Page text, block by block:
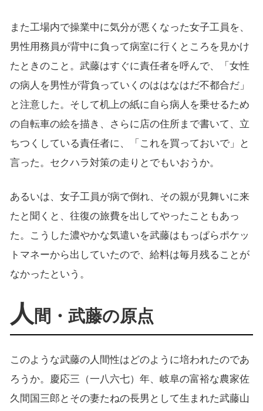
また工場内で操業中に気分が悪くなった女子工員を、
男性用務員が背中に負って病室に行くところを見かけ
たときのこと。武藤はすぐに責任者を呼んで、「女性
の病人を男性が背負っていくのははなはだ不都合だ」
と注意した。そして机上の紙に自ら病人を乗せるため
の自転車の絵を描き、さらに店の住所まで書いて、立
ちつくしている責任者に、「これを買っておいで」と
言った。セクハラ対策の走りとでもいおうか。
あるいは、女子工員が病で倒れ、その親が見舞いに来
たと聞くと、往復の旅費を出してやったこともあっ
た。こうした濃やかな気遣いを武藤はもっぱらポケッ
トマネーから出していたので、給料は毎月残ることが
なかったという。
人 間・武藤の原点
このような武藤の人間性はどのように培われたのであ
ろうか。慶応三（一八六七）年、岐阜の富裕な農家佐
久間国三郎とその妻たねの長男として生まれた武藤山